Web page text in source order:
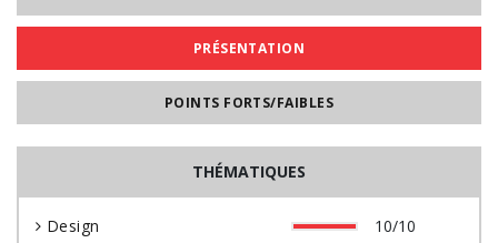
PRÉSENTATION
POINTS FORTS/FAIBLES
THÉMATIQUES
Design
10/10